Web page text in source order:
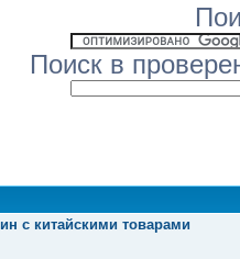
Поиск в
с китайскими товарами